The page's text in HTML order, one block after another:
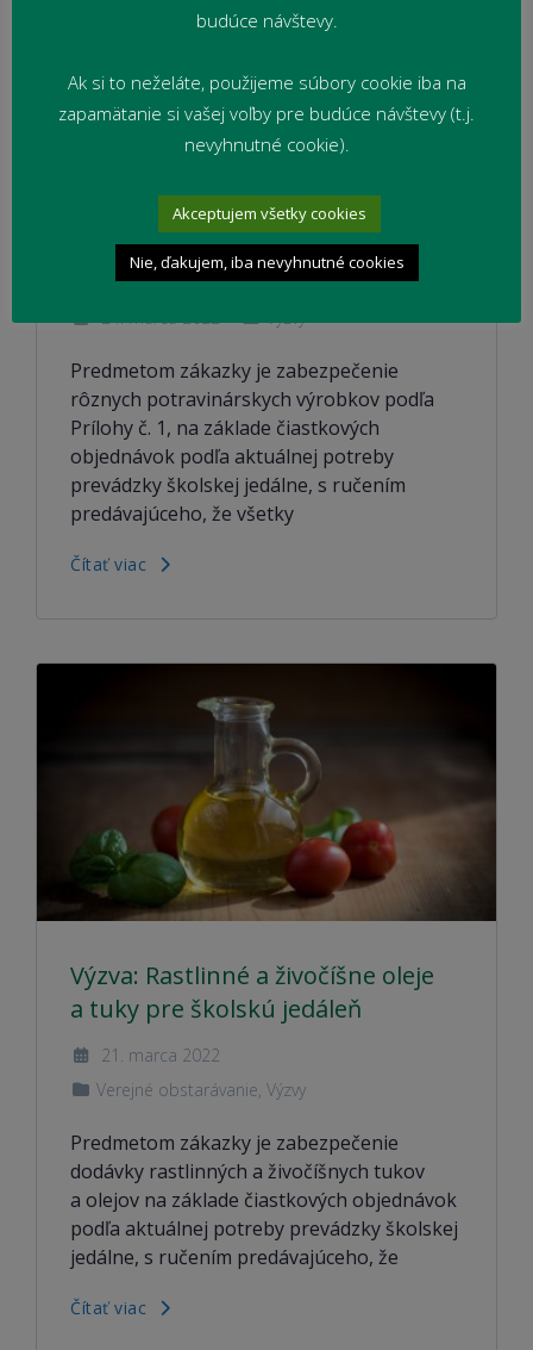
Výzva: Rôzne potravinárske
výrobky pre školskú jedáleň
24. marca 2022 Výzvy
Predmetom zákazky je zabezpečenie
rôznych potravinárskych výrobkov podľa
Prílohy č. 1, na základe čiastkových
objednávok podľa aktuálnej potreby
prevádzky školskej jedálne, s ručením
predávajúceho, že všetky
Čítať viac
Výzva: Rastlinné a živočíšne oleje
a tuky pre školskú jedáleň
21. marca 2022
Verejné obstarávanie, Výzvy
Predmetom zákazky je zabezpečenie
dodávky rastlinných a živočíšnych tukov
a olejov na základe čiastkových objednávok
podľa aktuálnej potreby prevádzky školskej
jedálne, s ručením predávajúceho, že
Čítať viac
budúce návštevy.
Ak si to neželáte, použijeme súbory cookie iba na
zapamätanie si vašej voľby pre budúce návštevy (t.j.
nevyhnutné cookie).
Akceptujem všetky cookies
Nie, ďakujem, iba nevyhnutné cookies